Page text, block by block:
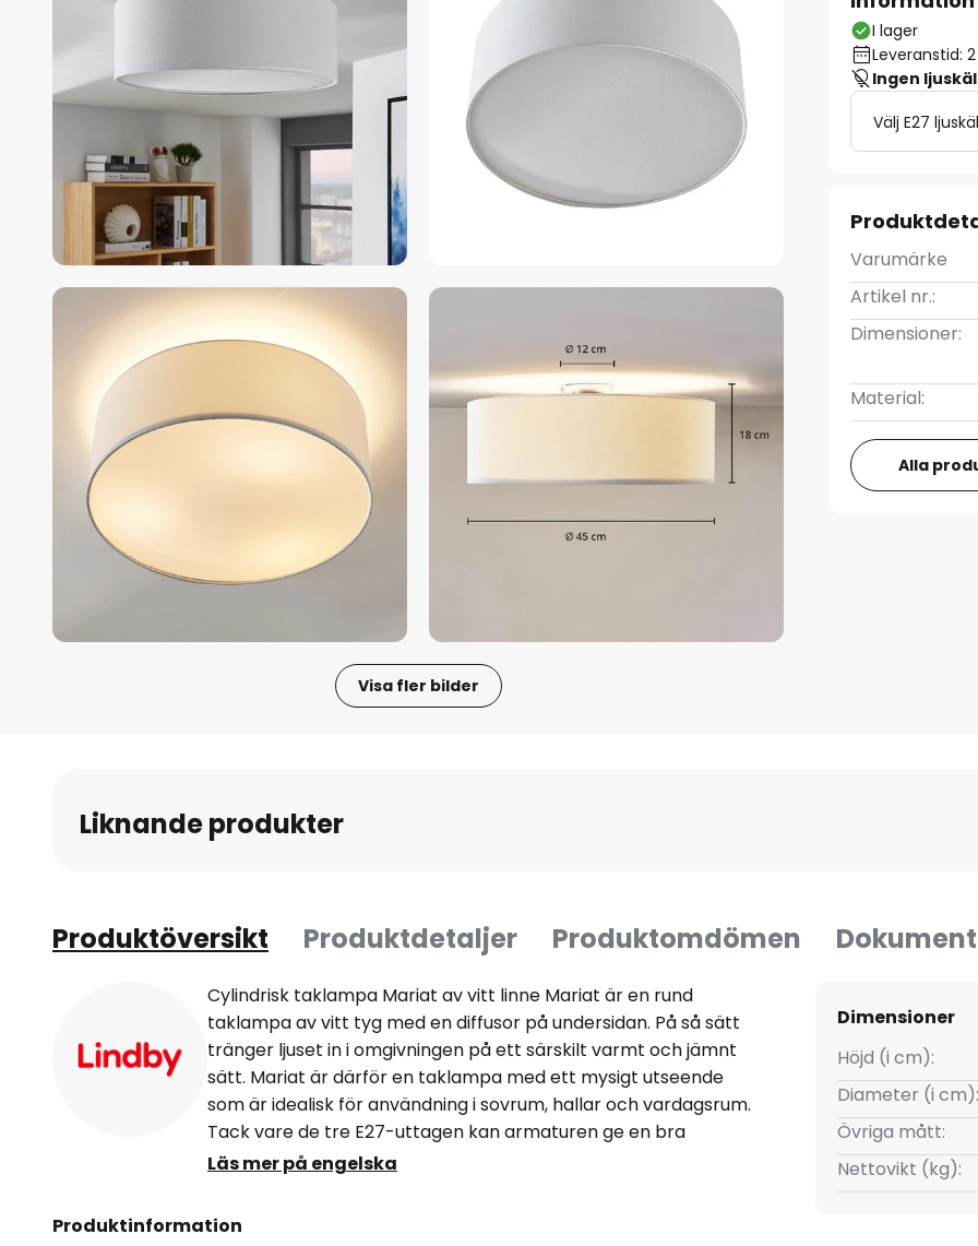
Visa fler bilder
bildgalleriet
I lager
Leveranstid:
Ingen
Välj E27
Varumärke
Artikel nr.:
Dimensioner:
Material:
Alla
Liknande produkter
Produktöversikt Produktdetaljer Produktomdömen Dokument
Cylindrisk taklampa Mariat av vitt linne Mariat är en rund
taklampa av vitt tyg med en diffusor på undersidan. På så sätt
tränger ljuset in i omgivningen på ett särskilt varmt och jämnt
sätt. Mariat är därför en taklampa med ett mysigt utseende
som är idealisk för användning i sovrum, hallar och vardagsrum.
Tack vare de tre E27-uttagen kan armaturen ge en bra
ljusstyrka.
Läs mer på engelska
Produktinformation
Dimensioner
Höjd (i cm):
Diameter (i cm):
Övriga mått:
Nettovikt (kg):